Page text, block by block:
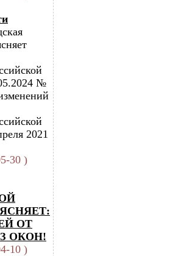
№
2021
30 )
ОТ
ОКОН!
10 )